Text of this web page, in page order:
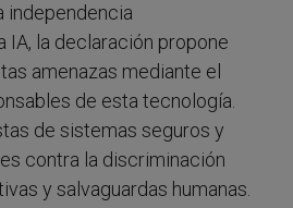
independencia
IA, la declaración propone
amenazas mediante el
de esta tecnología.
de sistemas seguros y
contra la discriminación
y salvaguardas humanas.